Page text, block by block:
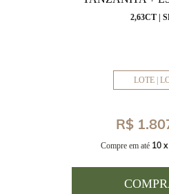
2,63CT |
LOTE |
R$
Compre em até 10 x